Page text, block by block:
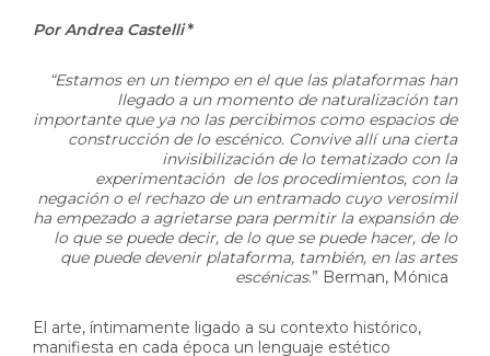
Por Andrea Castelli*
“Estamos en un tiempo en el que las plataformas han
llegado a un momento de naturalización tan
importante que ya no las percibimos como espacios de
construcción de lo escénico. Convive allí una cierta
invisibilización de lo tematizado con la
experimentación de los procedimientos, con la
negación o el rechazo de un entramado cuyo verosímil
ha empezado a agrietarse para permitir la expansión de
lo que se puede decir, de lo que se puede hacer, de lo
que puede devenir plataforma, también, en las artes
escénicas.” Berman, Mónica
El arte, íntimamente ligado a su contexto histórico,
manifiesta en cada época un lenguaje estético